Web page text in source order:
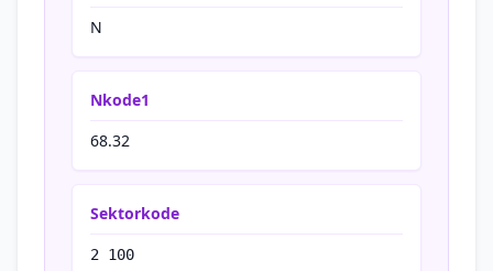
N
Nkode1
68.32
Sektorkode
2 100